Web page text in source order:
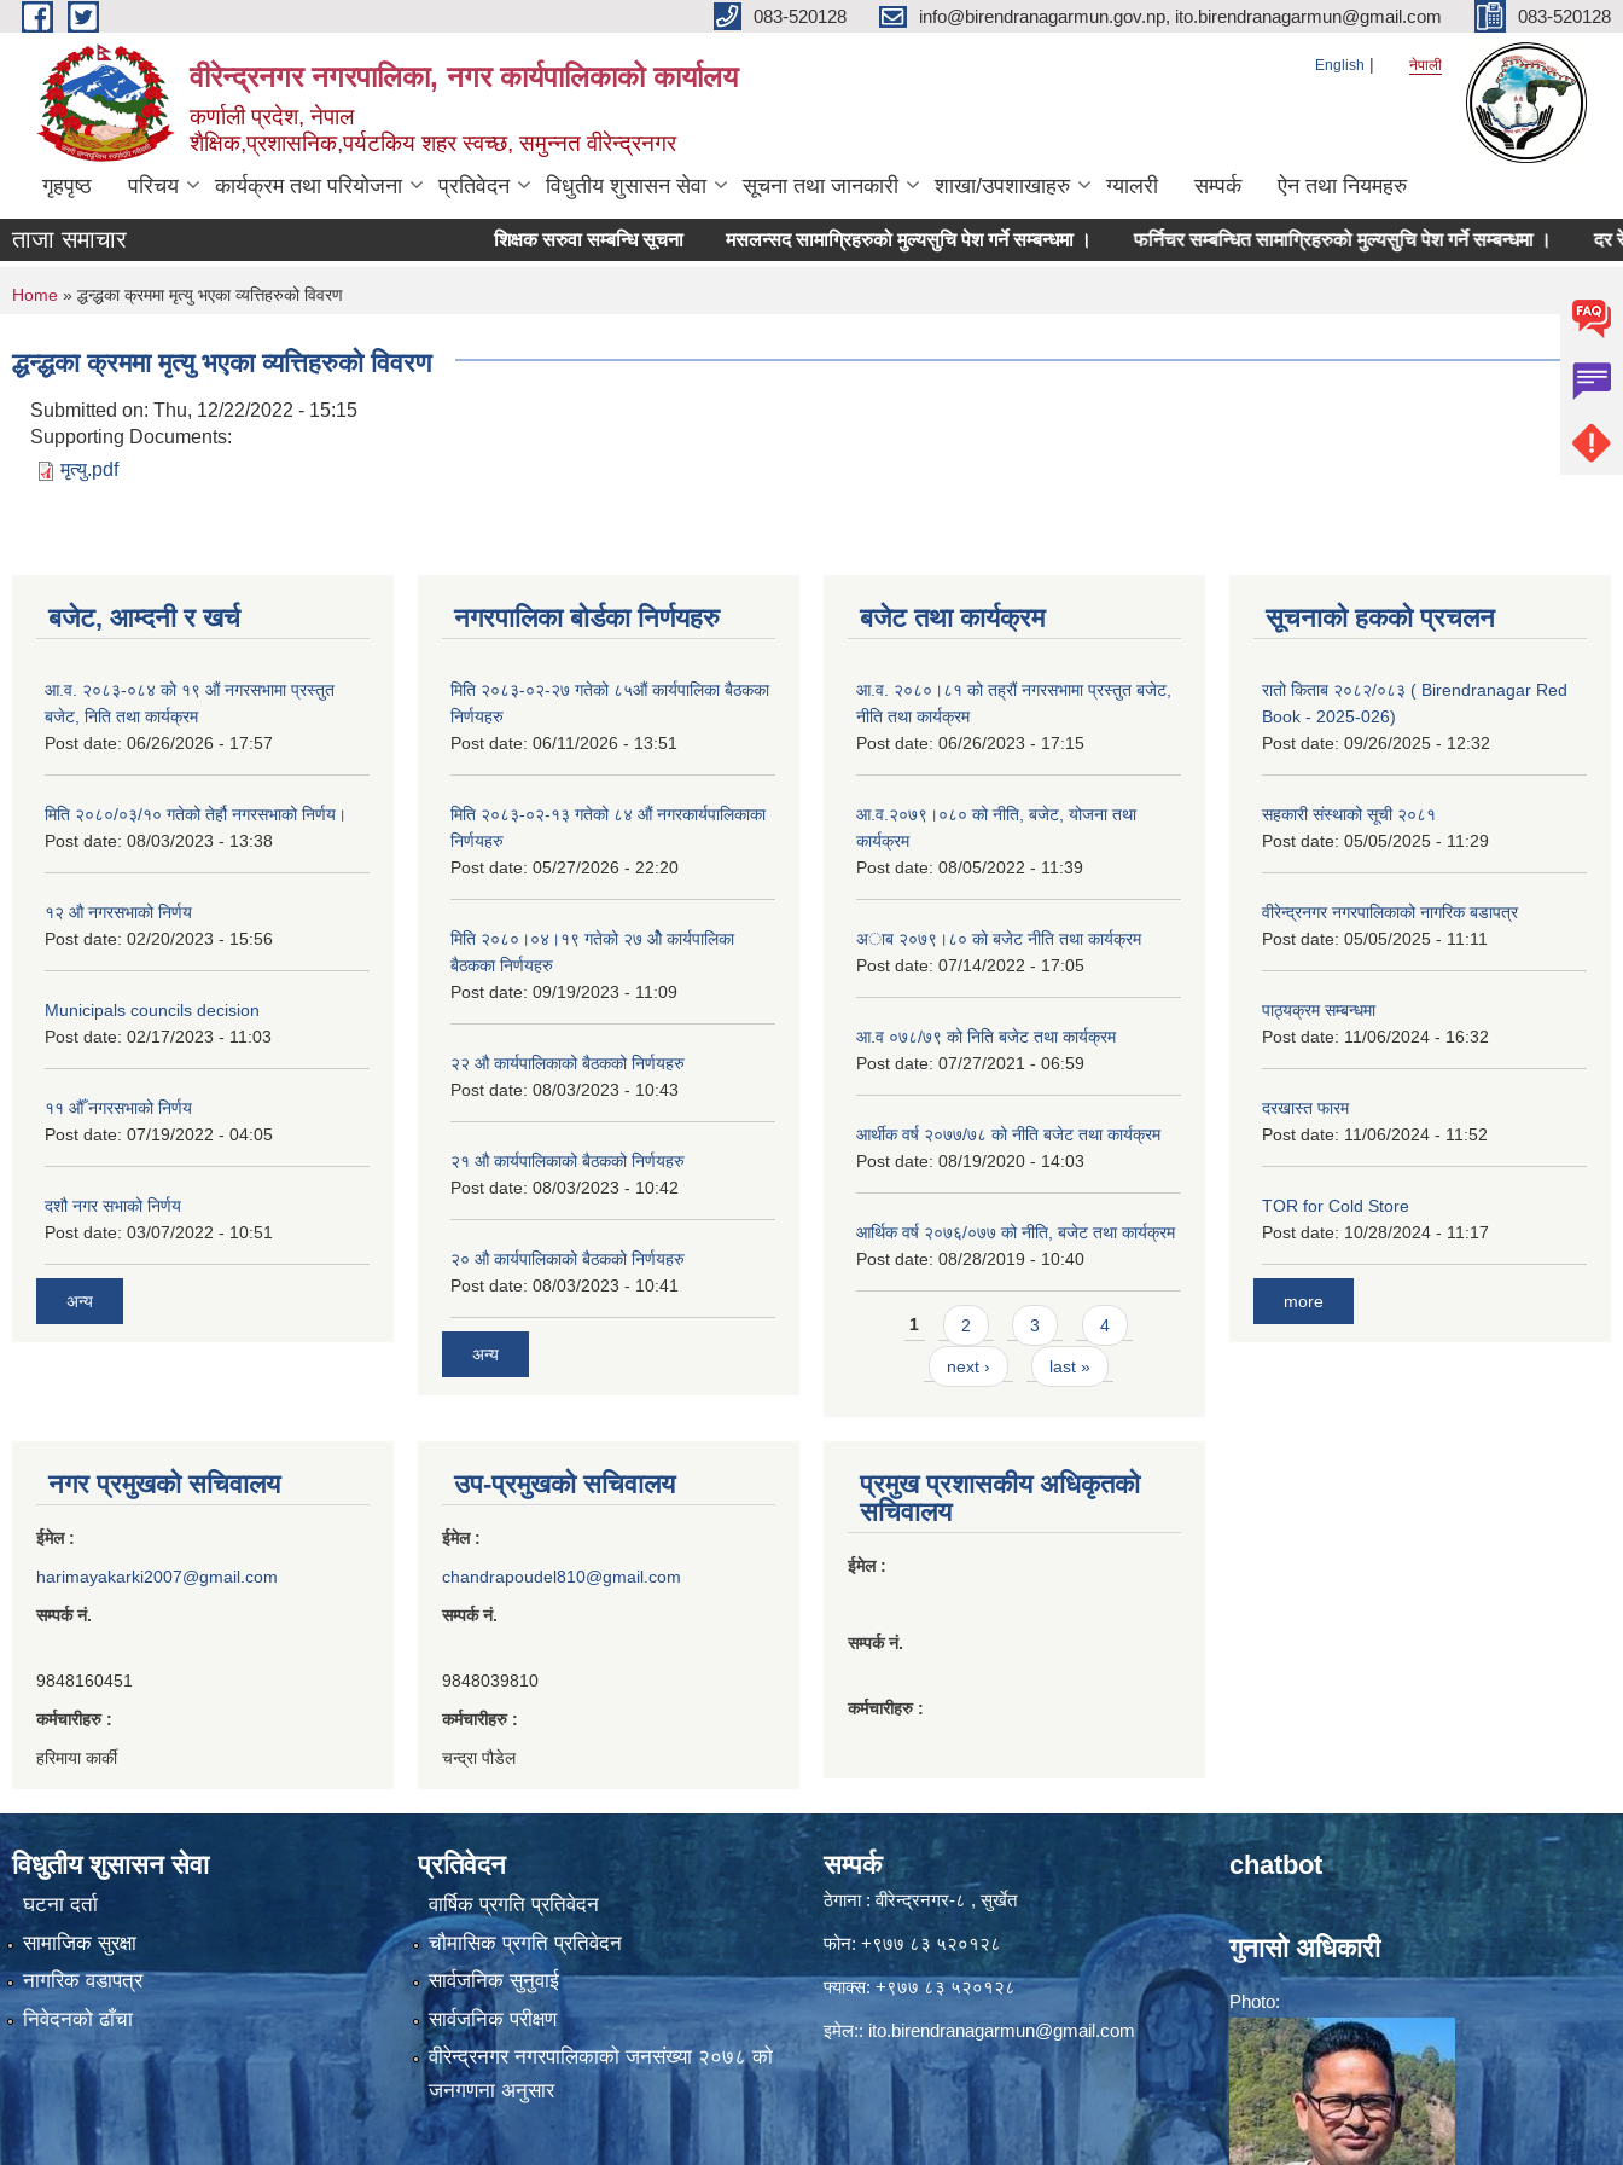
Skip to main content 083-520128 info@birendranagarmun.gov.np, ito.birendranagarmun@gmail.com 083-520128
वीरेन्द्रनगर नगरपालिका, नगर कार्यपालिकाको कार्यालय
कर्णाली प्रदेश, नेपाल
शैक्षिक,प्रशासनिक,पर्यटकिय शहर स्वच्छ, समुन्नत वीरेन्द्रनगर
English नेपाली
गृहपृष्ठ परिचय कार्यक्रम तथा परियोजना प्रतिवेदन विधुतीय शुसासन सेवा सूचना तथा जानकारी शाखा/उपशाखाहरु ग्यालरी सम्पर्क ऐन तथा नियमहरु
ताजा समाचार शिक्षक सरुवा सम्बन्धि सूचना मसलन्सद सामाग्रिहरुको मुल्यसुचि पेश गर्ने सम्बन्धमा । फर्निचर सम्बन्धित सामाग्रिहरुको मुल्यसुचि पेश गर्ने सम्बन्धमा । दर रेट
You are here
Home » द्धन्द्धका क्रममा मृत्यु भएका व्यत्तिहरुको विवरण
द्धन्द्धका क्रममा मृत्यु भएका व्यत्तिहरुको विवरण
Submitted on: Thu, 12/22/2022 - 15:15
Supporting Documents:
मृत्यु.pdf
बजेट, आम्दनी र खर्च
आ.व. २०८३-०८४ को १९ औं नगरसभामा प्रस्तुत
बजेट, निति तथा कार्यक्रम
Post date: 06/26/2026 - 17:57
मिति २०८०/०३/१० गतेको तेर्हौ नगरसभाको निर्णय।
Post date: 08/03/2023 - 13:38
१२ औ नगरसभाको निर्णय
Post date: 02/20/2023 - 15:56
Municipals councils decision
Post date: 02/17/2023 - 11:03
११ ‌औँ नगरसभाको निर्णय
Post date: 07/19/2022 - 04:05
दशौ नगर सभाको निर्णय
Post date: 03/07/2022 - 10:51
अन्य
नगरपालिका बोर्डका निर्णयहरु
मिति २०८३-०२-२७ गतेको ८५औं कार्यपालिका बैठकका
निर्णयहरु
Post date: 06/11/2026 - 13:51
मिति २०८३-०२-१३ गतेको ८४ औं नगरकार्यपालिकाका
निर्णयहरु
Post date: 05/27/2026 - 22:20
मिति २०८०।०४।१९ गतेको २७ ‌‍‌ओेै कार्यपालिका
बैठकका निर्णयहरु
Post date: 09/19/2023 - 11:09
२‍२ औ कार्यपालिकाको बैठकको निर्णयहरु
Post date: 08/03/2023 - 10:43
२‍१ औ कार्यपालिकाको बैठकको निर्णयहरु
Post date: 08/03/2023 - 10:42
२‍० औ कार्यपालिकाको बैठकको निर्णयहरु
Post date: 08/03/2023 - 10:41
अन्य
बजेट तथा कार्यक्रम
आ.व. २०८०।८१ को तह्रौं नगरसभामा प्रस्तुत बजेट,
नीति तथा कार्यक्रम
Post date: 06/26/2023 - 17:15
आ.व.२०७९।०८० को नीति, बजेट, योजना तथा
कार्यक्रम
Post date: 08/05/2022 - 11:39
अाब २०७९।८० काे बजेट नीति तथा कार्यक्रम
Post date: 07/14/2022 - 17:05
आ.व ०७८/७९ को निति बजेट तथा कार्यक्रम
Post date: 07/27/2021 - 06:59
आर्थीक वर्ष २०७७/७८ को नीति बजेट तथा कार्यक्रम
Post date: 08/19/2020 - 14:03
आर्थिक वर्ष २०७६/०७७ को नीति, बजेट तथा कार्यक्रम
Post date: 08/28/2019 - 10:40
Pages
1 2 3 4
next › last »
सूचनाको हकको प्रचलन
रातो किताब २०८२/०८३ ( Birendranagar Red
Book - 2025-026)
Post date: 09/26/2025 - 12:32
सहकारी संस्थाको सूची २०८१
Post date: 05/05/2025 - 11:29
वीरेन्द्रनगर नगरपालिकाको नागरिक बडापत्र
Post date: 05/05/2025 - 11:11
पाठ्यक्रम सम्बन्धमा
Post date: 11/06/2024 - 16:32
दरखास्त फारम
Post date: 11/06/2024 - 11:52
TOR for Cold Store
Post date: 10/28/2024 - 11:17
more
नगर प्रमुखको सचिवालय
ईमेल :
harimayakarki2007@gmail.com
सम्पर्क नं.
9848160451
कर्मचारीहरु :
हरिमाया कार्की
उप-प्रमुखको सचिवालय
ईमेल :
chandrapoudel810@gmail.com
सम्पर्क नं.
9848039810
कर्मचारीहरु :
चन्द्रा पौडेल
प्रमुख प्रशासकीय अधिकृतको
सचिवालय
ईमेल :
सम्पर्क नं.
कर्मचारीहरु :
विधुतीय शुसासन सेवा
घटना दर्ता
सामाजिक सुरक्षा
नागरिक वडापत्र
निवेदनको ढाँचा
प्रतिवेदन
वार्षिक प्रगति प्रतिवेदन
चौमासिक प्रगति प्रतिवेदन
सार्वजनिक सुनुवाई
सार्वजनिक परीक्षण
वीरेन्द्रनगर नगरपालिकाकाे जनसंख्या २०७८ काे
जनगणना अनुसार
सम्पर्क
ठेगाना : वीरेन्द्रनगर-८ , सुर्खेत
फोन: +९७७ ८३ ५२०१२८
फ्याक्स: +९७७ ८३ ५२०१२८
इमेल:: ito.birendranagarmun@gmail.com
chatbot
गुनासो अधिकारी
Photo: